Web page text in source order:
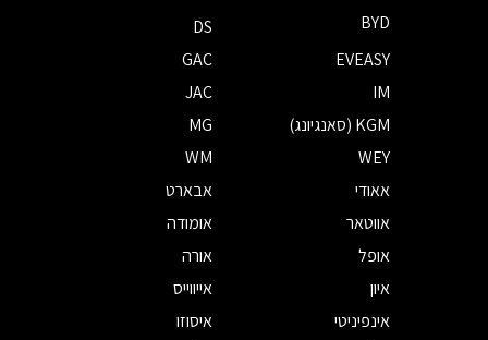
BYD
DS
EVEASY
GAC
IM
JAC
KGM (סאנגיונג)
MG
WEY
WM
אאודי
אבארט
אווטאר
אומודה
אופל
אורה
איון
אייווייס
אינפיניטי
איסוזו